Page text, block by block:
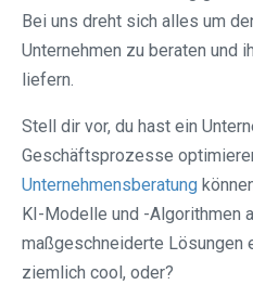
Bei uns dreht sich alles um
Unternehmen zu beraten und
liefern.
Stell dir vor, du hast ein
Geschäftsprozesse
Unternehmensberatung
KI-Modelle und -Algorithmen
maßgeschneiderte Lösungen
ziemlich cool, oder?